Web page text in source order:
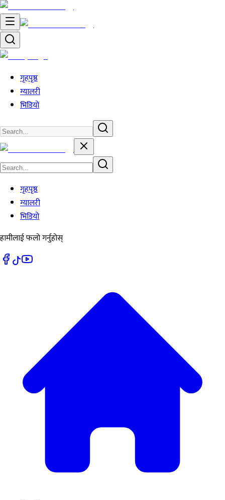
गृहपृष्ठ
ग्यालरी
भिडियो
गृहपृष्ठ
ग्यालरी
भिडियो
हामीलाई फलो गर्नुहोस्